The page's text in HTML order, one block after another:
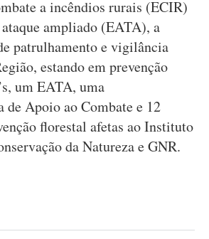
a incêndios rurais (ECIR)
ampliado (EATA), a
patrulhamento e vigilância
estando em prevenção
um EATA, uma
Apoio ao Combate e 12
florestal afetas ao Instituto
da Natureza e GNR.